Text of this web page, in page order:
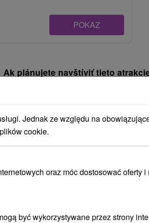
POKAZ
Ak plánujete navštíviť tieto
pobyt v kúpeľoch
Jednak ze względu na
cookie.
oraz móc dostosować oferty i
być wykorzystywane przez strony